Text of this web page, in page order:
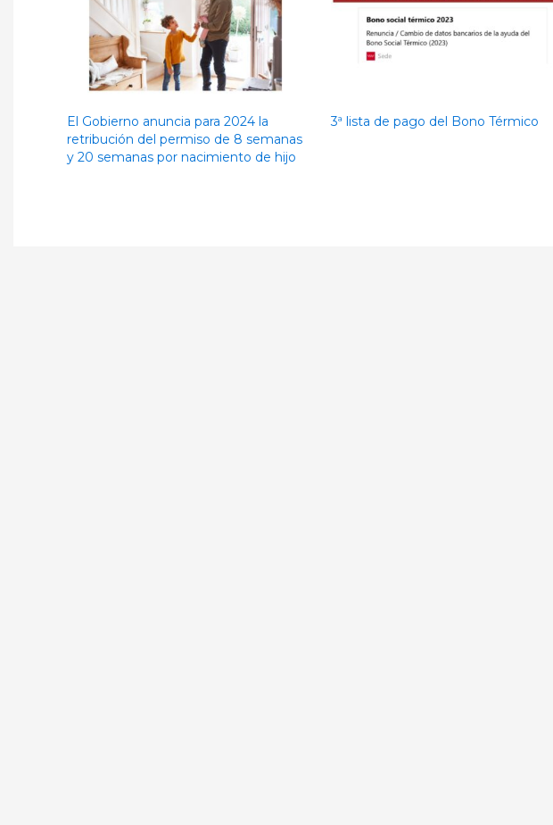
El Gobierno anuncia para 2024 la
retribución del permiso de 8 semanas
y 20 semanas por nacimiento de hijo
3ª lista de pago del Bono Térmico